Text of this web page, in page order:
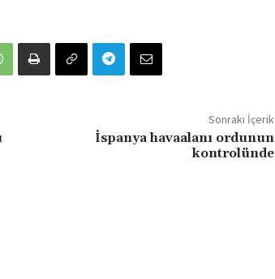
Sonraki İçerik
İspanya havaalanı ordunun
kontrolünde